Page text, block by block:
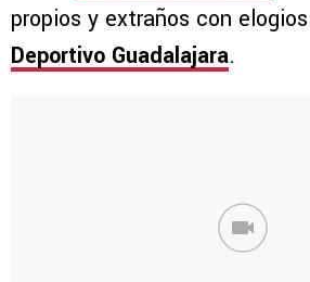
propios y extraños con
Deportivo Guadalajara.